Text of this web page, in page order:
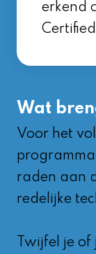
erkend
Wat
Voor het
raden aan
redelijke
Twijfel je